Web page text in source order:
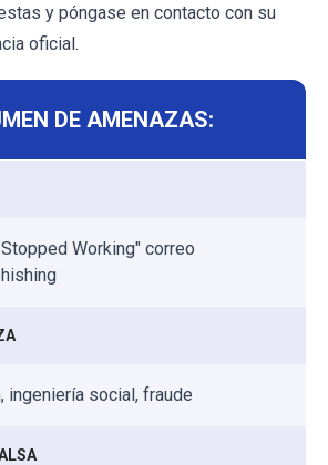
y póngase en contacto con su
oficial.
DE AMENAZAS:
Working" correo
ingeniería social, fraude